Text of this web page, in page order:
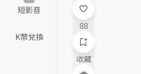
短影音
K幣兌換
88
收藏